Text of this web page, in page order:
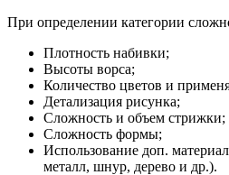
При определении категории
Плотность набивки;
Высоты ворса;
Количество цветов и
Детализация рисунка;
Сложность и объем стрижки;
Сложность формы;
Использование доп.
металл, шнур, дерево и др.).